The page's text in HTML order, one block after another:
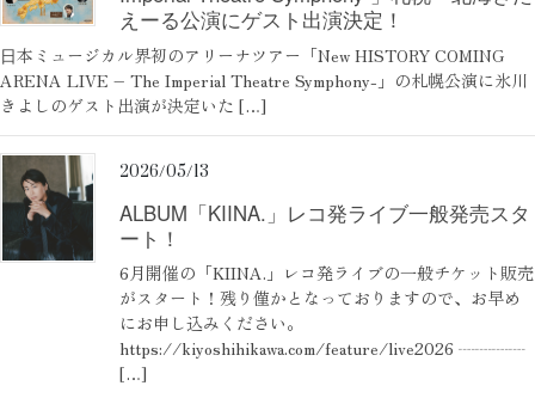
えーる公演にゲスト出演決定！
⽇本ミュージカル界初のアリーナツアー「New HISTORY COMING
ARENA LIVE – The Imperial Theatre Symphony-」の札幌公演に氷川
きよしのゲスト出演が決定いた […]
2026/05/13
ALBUM「KIINA.」レコ発ライブ一般発売スタ
ート！
6月開催の「KIINA.」レコ発ライブの一般チケット販売
がスタート！残り僅かとなっておりますので、お早め
にお申し込みください。
https://kiyoshihikawa.com/feature/live2026 ┈┈┈┈
[…]